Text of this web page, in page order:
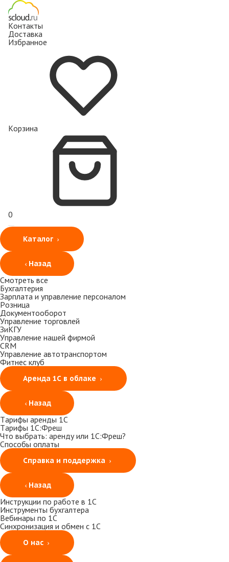
Контакты
Доставка
Избранное
Корзина
0
Каталог
Назад
Смотреть все
Бухгалтерия
Зарплата и управление персоналом
Розница
Документооборот
Управление торговлей
ЗиКГУ
Управление нашей фирмой
CRM
Управление автотранспортом
Фитнес клуб
Аренда 1С в облаке
Назад
Тарифы аренды 1С
Тарифы 1С:Фреш
Что выбрать: аренду или 1С:Фреш?
Способы оплаты
Справка и поддержка
Назад
Инструкции по работе в 1С
Инструменты бухгалтера
Вебинары по 1С
Синхронизация и обмен с 1С
О нас